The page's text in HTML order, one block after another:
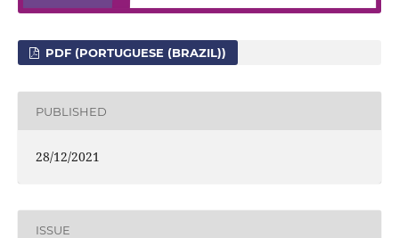
PDF (PORTUGUESE (BRAZIL))
PUBLISHED
28/12/2021
ISSUE